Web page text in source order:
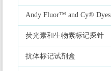
Andy Fluor™ and Cy® Dyes
荧光素和生物素标记探针
抗体标记试剂盒